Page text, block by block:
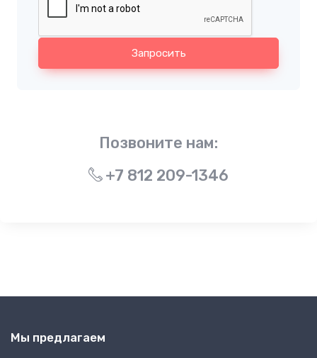
Запросить
Позвоните нам:
+7 812 209-1346
Мы предлагаем